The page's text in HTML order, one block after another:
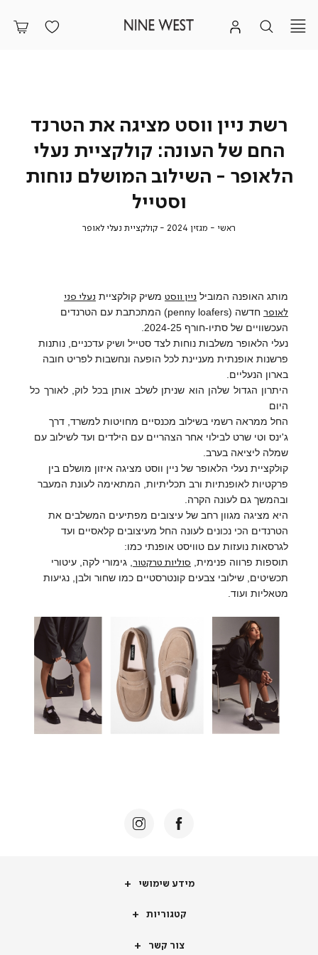
רשת ניין ווסט מציגה את הטרנד
החם של העונה: קולקציית נעלי
הלאופר - השילוב המושלם נוחות
וסטייל
ראשי ראשי
מגזין 2024
מגזין
קולקציית נעלי לאופרקולקציית
מותג האופנה המוביל ניין ווסט משיק קולקציית נעלי פני
לאופר
חדשה (penny loafers) המתכתבת עם הטרנדים
העכשוויים של סתיו-חורף 2024-25.
נעלי הלאופר משלבות נוחות לצד סטייל ושיק עדכניים, נותנות
פרשנות אופנתית מעניינת לכל הופעה ונחשבות לפריט חובה
בארון הנעליים.
היתרון הגדול שלהן הוא שניתן לשלב אותן בכל לוק, לאורך כל
היום
החל ממראה רשמי בשילוב מכנסיים מחויטות למשרד, דרך
ג'ינס וטי שרט לבילוי אחר הצהריים עם הילדים ועד לשילוב עם
שמלה ליציאה בערב.
קולקציית נעלי הלאופר של ניין ווסט מציגה איזון מושלם בין
פרקטיות לאופנתיות ורב תכליתיות, המתאימה לעונת המעבר
ובהמשך גם לעונה הקרה.
היא מציגה מגוון רחב של עיצובים מפתיעים המשלבים את
הטרנדים הכי נכונים לעונה החל מעיצובים קלאסיים ועד
לגרסאות נועזות עם טוויסט אופנתי כמו:
תוספות פרווה פנימית, סוליות טרקטור, גימורי לקה, עיטורי
תכשיטים, שילובי צבעים קונטרסטיים כמו שחור ולבן, נגיעות
מטאליות ועוד.
מידע
מידע שימושי
קטגוריותקטגוריות
צור
צור קשר